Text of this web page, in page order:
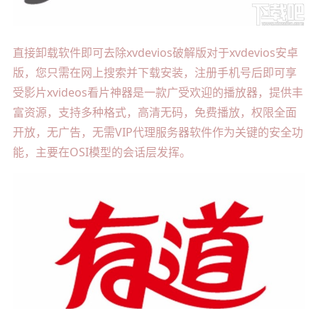
直接卸载软件即可去除xvdevios破解版对于xvdevios安卓
版，您只需在网上搜索并下载安装，注册手机号后即可享
受影片xvideos看片神器是一款广受欢迎的播放器，提供丰
富资源，支持多种格式，高清无码，免费播放，权限全面
开放，无广告，无需VIP代理服务器软件作为关键的安全功
能，主要在OSI模型的会话层发挥。